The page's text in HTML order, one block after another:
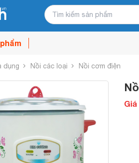
dụng Nồi các loại Nồi cơm điện